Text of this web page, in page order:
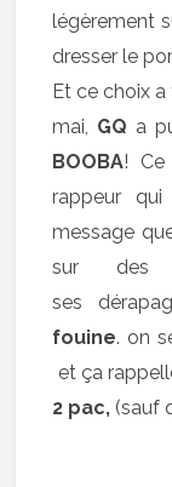
légèrement
dresser le
Et ce choix a
mai, GQ a
BOOBA!
rappeur
message
sur des
ses
fouine. on
et ça
2 pac, (sauf